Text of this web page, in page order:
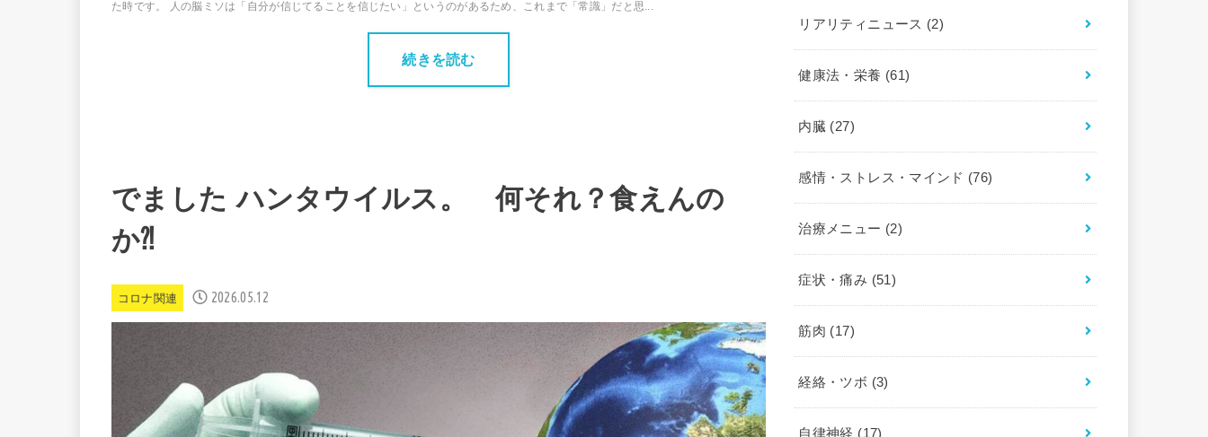
た時です。 人の脳ミソは「自分が信じてることを信じたい」というのがあるため、これまで「常識」だと思...
続きを読む
でました ハンタウイルス。 何それ？食えんの
か⁈
コロナ関連 2026.05.12
リアリティニュース (2)
健康法・栄養 (61)
内臓 (27)
感情・ストレス・マインド (76)
治療メニュー (2)
症状・痛み (51)
筋肉 (17)
経絡・ツボ (3)
自律神経 (17)